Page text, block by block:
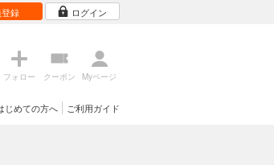
録 ログイン
フォロー クーポン Myページ
ご利用ガイド
じめての方へ